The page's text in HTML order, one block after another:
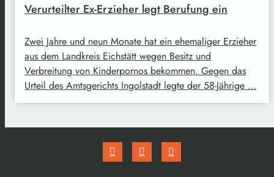
Verurteilter Ex-Erzieher legt Berufung ein
Zwei Jahre und neun Monate hat ein ehemaliger Erzieher
aus dem Landkreis Eichstätt wegen Besitz und
Verbreitung von Kinderpornos bekommen. Gegen das
Urteil des Amtsgerichts Ingolstadt legte der 58-Jährige …